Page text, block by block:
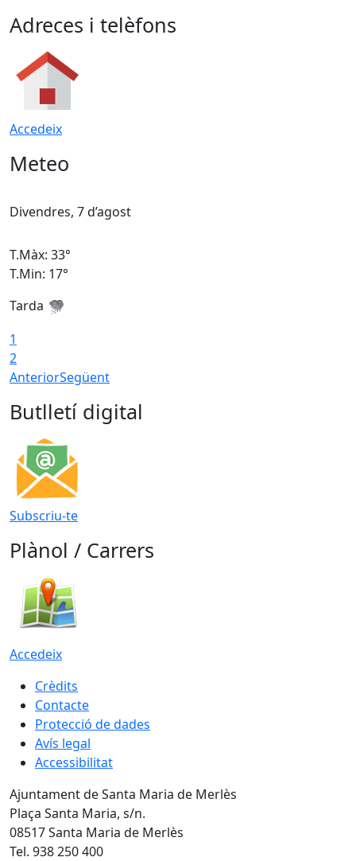
Adreces i telèfons
Accedeix
Meteo
Divendres, 7 d’agost
T.Màx: 33°
T.Min: 17°
Tarda
1
2
AnteriorSegüent
Butlletí digital
Subscriu-te
Plànol / Carrers
Accedeix
Crèdits
Contacte
Protecció de dades
Avís legal
Accessibilitat
Ajuntament de Santa Maria de Merlès
Plaça Santa Maria, s/n.
08517 Santa Maria de Merlès
Tel. 938 250 400